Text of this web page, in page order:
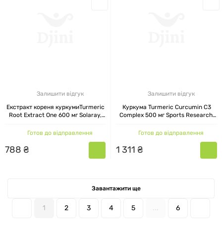
Залишити відгук
Екстракт кореня куркумиTurmeric
Root Extract One 600 мг Solaray,
Готов до відправлення
788 ₴
Залишити відгук
Куркума Turmeric Curcumin C3
Complex 500 мг Sports Research,
Готов до відправлення
1 311 ₴
1 2 3 4 5 ... 6
Завантажити ще